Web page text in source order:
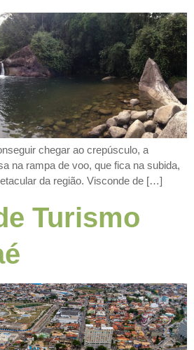
chegar ao crepúsculo, a
na rampa de voo, que fica na subida,
da região. Visconde de […]
Turismo